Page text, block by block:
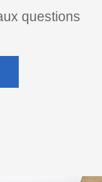
questions